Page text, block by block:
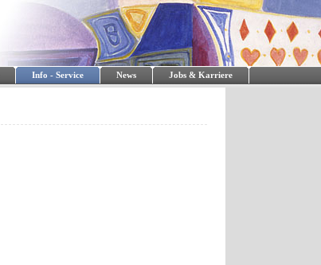
Info - Service News Jobs & Karriere